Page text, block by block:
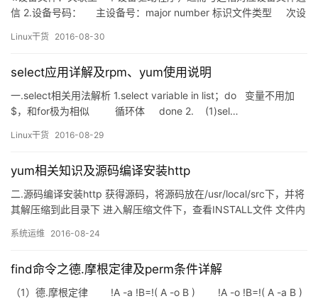
信 2.设备号码： 主设备号：major number 标识文件类型 次设
&nb…
Linux干货 2016-08-30
select应用详解及rpm、yum使用说明
一.select相关用法解析 1.select variable in list；do 变量不用加
$，和for极为相似 循环体 done 2. (1)sel…
Linux干货 2016-08-29
yum相关知识及源码编译安装http
二.源码编译安装http 获得源码，将源码放在/usr/local/src下，并将
其解压缩到此目录下 进入解压缩文件下，查看INSTALL文件 文件内
prefix=/usr/local/appach2 编译 make make install 把目标文…
系统运维 2016-08-24
find命令之德.摩根定律及perm条件详解
（1）德.摩根定律 !A -a !B=!( A -o B ) !A -o !B=!( A -a B )